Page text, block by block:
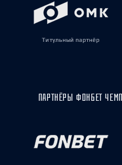
Титульный партнёр
ПАРТНЁРЫ ФОНБЕТ